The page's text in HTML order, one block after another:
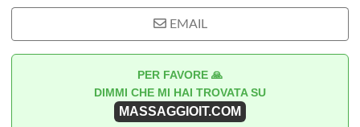
EMAIL
PER FAVORE 🙏
DIMMI CHE MI HAI TROVATA SU
MASSAGGIOIT.COM